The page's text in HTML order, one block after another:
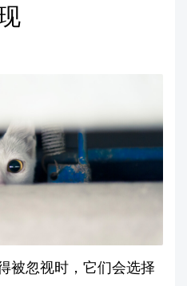
被忽视时，它们会选择